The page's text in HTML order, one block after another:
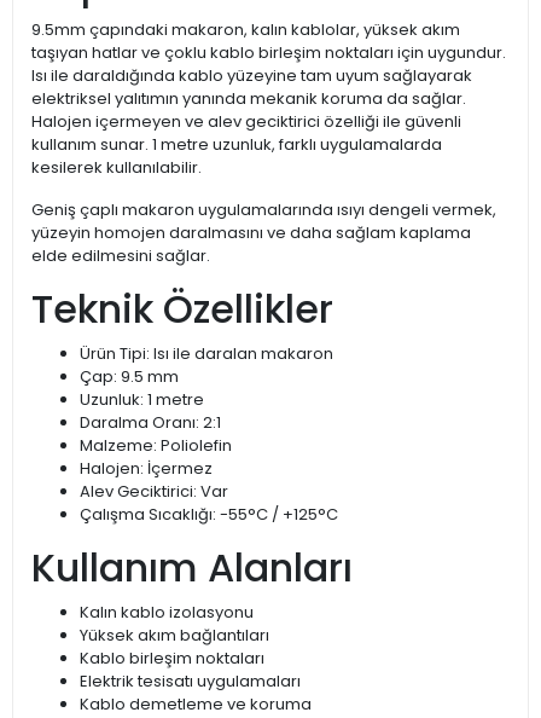
9.5mm çapındaki makaron, kalın kablolar, yüksek akım
taşıyan hatlar ve çoklu kablo birleşim noktaları için uygundur.
Isı ile daraldığında kablo yüzeyine tam uyum sağlayarak
elektriksel yalıtımın yanında mekanik koruma da sağlar.
Halojen içermeyen ve alev geciktirici özelliği ile güvenli
kullanım sunar. 1 metre uzunluk, farklı uygulamalarda
kesilerek kullanılabilir.
Geniş çaplı makaron uygulamalarında ısıyı dengeli vermek,
yüzeyin homojen daralmasını ve daha sağlam kaplama
elde edilmesini sağlar.
Teknik Özellikler
Ürün Tipi: Isı ile daralan makaron
Çap: 9.5 mm
Uzunluk: 1 metre
Daralma Oranı: 2:1
Malzeme: Poliolefin
Halojen: İçermez
Alev Geciktirici: Var
Çalışma Sıcaklığı: -55°C / +125°C
Kullanım Alanları
Kalın kablo izolasyonu
Yüksek akım bağlantıları
Kablo birleşim noktaları
Elektrik tesisatı uygulamaları
Kablo demetleme ve koruma